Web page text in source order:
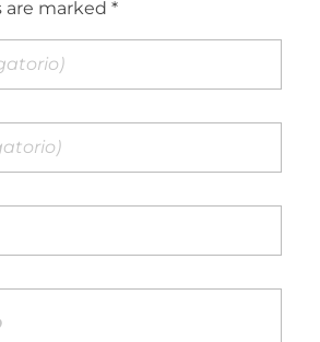
are marked *